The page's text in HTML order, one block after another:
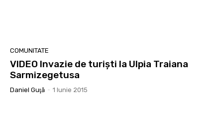
COMUNITATE
VIDEO Invazie de turişti la Ulpia Traiana
Sarmizegetusa
Daniel Guţă - 1 Iunie 2015